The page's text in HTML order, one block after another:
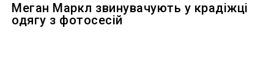
Меган Маркл звинувачують у крадіжці
одягу з фотосесій